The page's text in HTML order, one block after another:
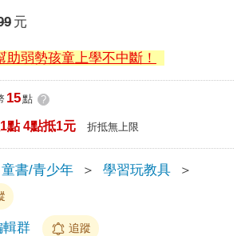
元
弱勢孩童上學不中斷！
15點 ?
點 4點抵1元 折抵無上限
童書/青少年 ＞ 學習玩教具
＞
輯群 追蹤